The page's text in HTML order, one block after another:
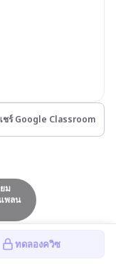
ชร์ Google Classroom
ม
พลน
ทดลองควิซ